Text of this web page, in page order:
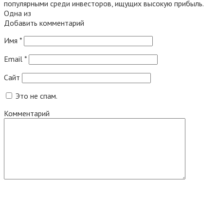
популярными среди инвесторов, ищущих высокую прибыль.
Одна из
Добавить комментарий
Имя *
Email *
Сайт
Это не спам.
Комментарий